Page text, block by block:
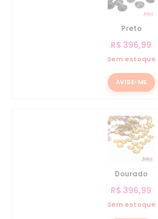
Preto
R$ 396,99
Sem estoque
AVISE-ME
Dourado
R$ 396,99
Sem estoque